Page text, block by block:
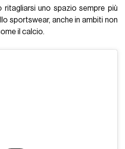
ritagliarsi uno spazio sempre più
sportswear, anche in ambiti non
il calcio.